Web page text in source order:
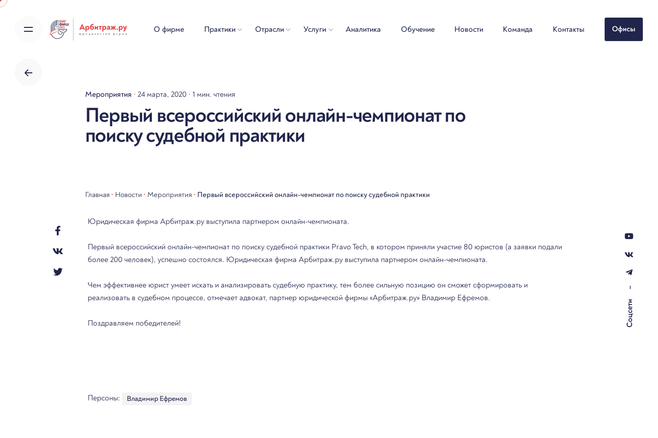
Соцсети
Skip
content
О фирме Практики Отрасли Услуги Аналитика Обучение Новости Команда Контакты Офисы
Мероприятия 24 марта, 2020 1 мин. чтения
Первый всероссийский онлайн-чемпионат по
поиску судебной практики
Главная • Новости • Мероприятия • Первый всероссийский онлайн-чемпионат по поиску судебной практики
Юридическая фирма Арбитраж.ру выступила партнером онлайн-чемпионата.
Первый всероссийский онлайн-чемпионат по поиску судебной практики Pravo Tech, в котором приняли участие 80 юристов (а заявки подали
более 200 человек), успешно состоялся. Юридическая фирма Арбитраж.ру выступила партнером онлайн-чемпионата.
Чем эффективнее юрист умеет искать и анализировать судебную практику, тем более сильную позицию он сможет сформировать и
реализовать в судебном процессе, отмечает адвокат, партнер юридической фирмы «Арбитраж.ру» Владимир Ефремов.
Поздравляем победителей!
Персоны: Владимир Ефремов